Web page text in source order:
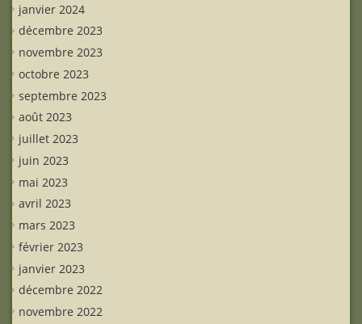
janvier 2024
décembre 2023
novembre 2023
octobre 2023
septembre 2023
août 2023
juillet 2023
juin 2023
mai 2023
avril 2023
mars 2023
février 2023
janvier 2023
décembre 2022
novembre 2022